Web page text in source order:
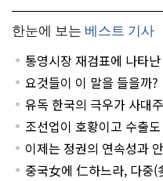
한눈에 보는 베스트 기사
통영시장 재검표에 나타
요것들이 이 말을 들을까?
유독 한국의 극우가 사대
조선업이 호황이고 수출
이제는 정권의 연속성과
중국女에 仁하느라, 다중